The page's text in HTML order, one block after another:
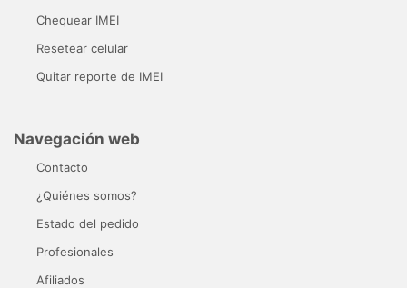
Chequear IMEI
Resetear celular
Quitar reporte de IMEI
Navegación web
Contacto
¿Quiénes somos?
Estado del pedido
Profesionales
Afiliados